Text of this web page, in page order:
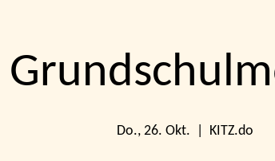
Do., 26. Okt. KITZ.do